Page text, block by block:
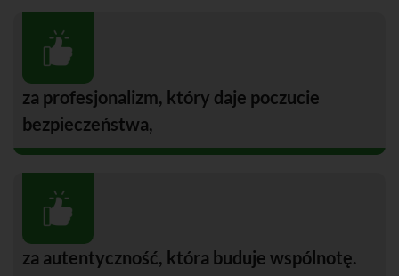
za profesjonalizm, który daje poczucie
bezpieczeństwa,
za autentyczność, która buduje wspólnotę.